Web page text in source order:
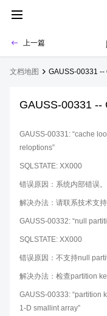
上一篇
文档地图 GAUSS-00331 --
GAUSS-00331 --
GAUSS-00331: “cache
reloptions”
SQLSTATE: XX000
错误原因：系统内部错误。
解决办法：请联系技术支
GAUSS-00332: “null
SQLSTATE: XX000
错误原因：不支持null
解决办法：检查partition
GAUSS-00333: “partition
1-D smallint array”